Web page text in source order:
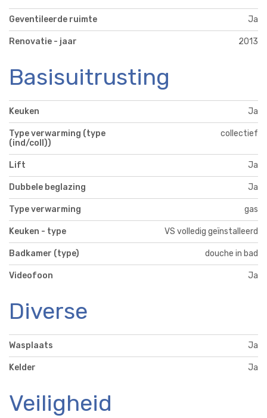
Geventileerde ruimte Ja
Renovatie - jaar 2013
Basisuitrusting
Keuken Ja
Type verwarming (type
(ind/coll))
collectief
Lift Ja
Dubbele beglazing Ja
Type verwarming gas
Keuken - type VS volledig geïnstalleerd
Badkamer (type) douche in bad
Videofoon Ja
Diverse
Wasplaats Ja
Kelder Ja
Veiligheid